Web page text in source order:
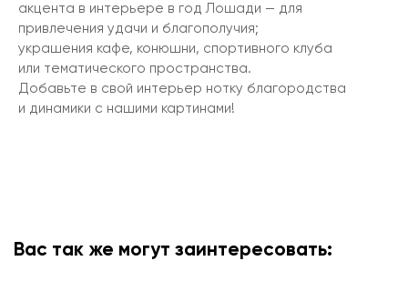
акцента в интерьере в год Лошади — для
привлечения удачи и благополучия;
украшения кафе, конюшни, спортивного клуба
или тематического пространства.
Добавьте в свой интерьер нотку благородства
и динамики с нашими картинами!
Вас так же могут заинтересовать: